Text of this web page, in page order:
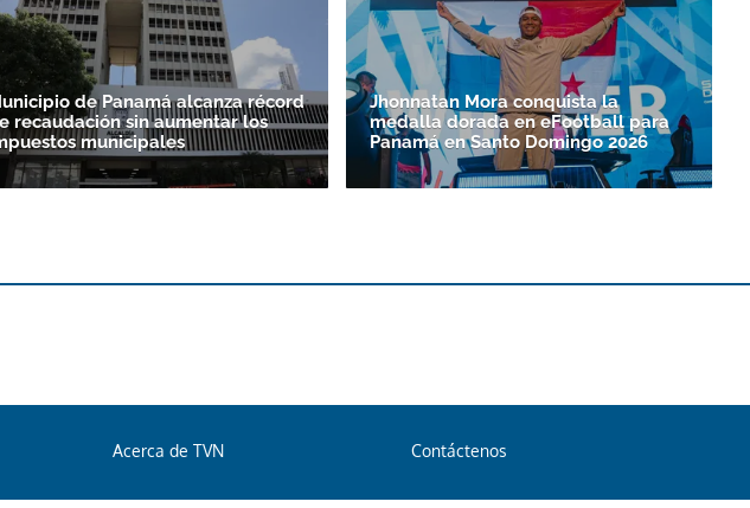
de Panamá alcanza récord
recaudación sin aumentar los
municipales
Jhonnatan Mora conquista la
medalla dorada en eFootball para
Panamá en Santo Doming­o 2026
Acerca de TVN Contáctenos